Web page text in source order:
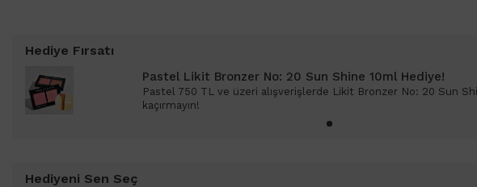
Hediye Fırsatı
Pastel Likit Bronzer No: 20 Sun Shine 10ml Hediye!
Pastel 750 TL ve üzeri alışverişlerde Likit Bronzer No: 20 Sun
kaçırmayın!
Hediyeni Sen Seç